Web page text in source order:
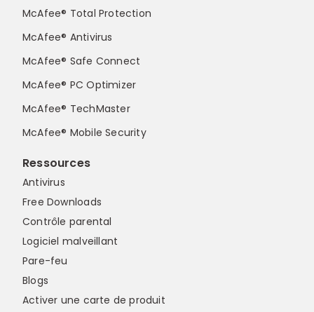
McAfee® Total Protection
McAfee® Antivirus
McAfee® Safe Connect
McAfee® PC Optimizer
McAfee® TechMaster
McAfee® Mobile Security
Ressources
Antivirus
Free Downloads
Contrôle parental
Logiciel malveillant
Pare-feu
Blogs
Activer une carte de produit